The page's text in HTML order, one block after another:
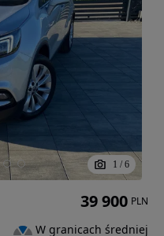
1 / 6
39 900 PLN
W granicach średniej